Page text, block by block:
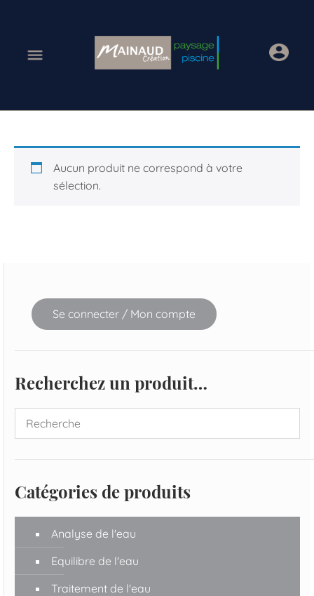
Aucun produit ne correspond à votre
sélection.
Se connecter / Mon compte
Recherchez un produit…
Catégories de produits
Analyse de l'eau
Equilibre de l'eau
Traitement de l'eau